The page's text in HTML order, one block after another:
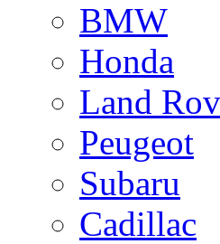
BMW
Honda
Land
Peugeot
Subaru
Cadillac